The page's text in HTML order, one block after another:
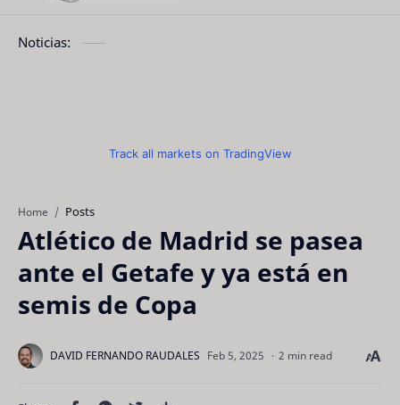
Noticias:
Track all markets on TradingView
Home Posts
Atlético de Madrid se pasea
ante el Getafe y ya está en
semis de Copa
2 min read